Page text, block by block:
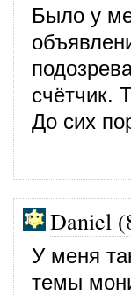
Было у
счётчик.
До сих
Daniel
У меня
темы